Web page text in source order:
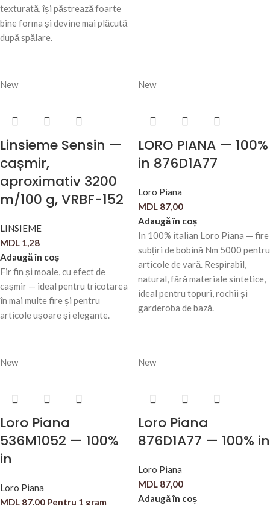
texturată, își păstrează foarte
bine forma și devine mai plăcută
după spălare.
New
Linsieme Sensin —
cașmir,
aproximativ 3200
m/100 g, VRBF-152
LINSIEME
MDL 1,28
Adaugă în coș
Fir fin și moale, cu efect de
cașmir — ideal pentru tricotarea
în mai multe fire și pentru
articole ușoare și elegante.
New
LORO PIANA — 100%
in 876D1A77
Loro Piana
MDL 87,00
Adaugă în coș
In 100% italian Loro Piana — fire
subțiri de bobină Nm 5000 pentru
articole de vară. Respirabil,
natural, fără materiale sintetice,
ideal pentru topuri, rochii și
garderoba de bază.
New
Loro Piana
536M1052 — 100%
in
Loro Piana
MDL 87,00 Pentru 1 gram
New
Loro Piana
876D1A77 — 100% in
Loro Piana
MDL 87,00
Adaugă în coș